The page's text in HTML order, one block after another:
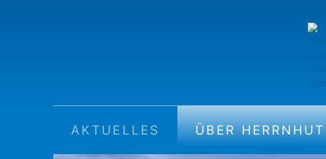
AKTUELLES ÜBER HERRNHUT